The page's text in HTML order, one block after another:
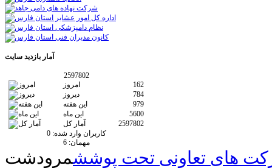
آمار بازدید سایت
2597802
امروز
162
دیروز
784
این هفته
979
این ماه
5600
آمار کل
2597802
کاربران وارد شده: 0
مهمان: 6
های تعاونی تحت پوششمرودشت